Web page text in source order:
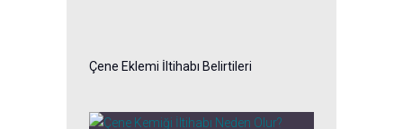
Çene Eklemi İltihabı Belirtileri